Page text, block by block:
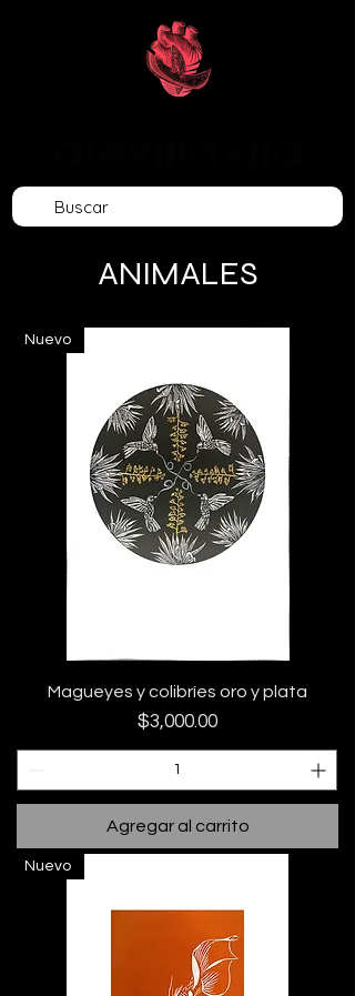
ANIMALES
Nuevo
Magueyes y colibríes oro y plata
Precio
$3,000.00
Agregar al carrito
Nuevo